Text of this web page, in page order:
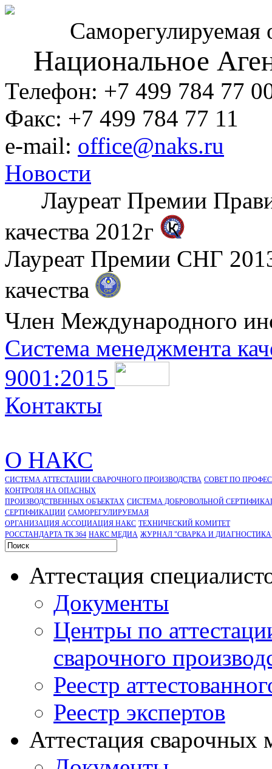
Саморегулируемая
Национальное
Телефон: +7 499 784 77
Факс: +7 499 784 77 11
e-mail: office@naks.ru
Новости
Лауреат Премии
качества 2012г
Лауреат Премии СНГ
качества
Член Международного
Система менеджмента
9001:2015
Контакты
О НАКС
СИСТЕМА АТТЕСТАЦИИ СВАРОЧНОГО ПРОИЗВОДСТВА СОВЕТ ПО
КОНТРОЛЯ НА ОПАСНЫХ
ПРОИЗВОДСТВЕННЫХ ОБЪЕКТАХ СИСТЕМА ДОБРОВОЛЬНОЙ
CЕРТИФИКАЦИИ САМОРЕГУЛИРУЕМАЯ
ОРГАНИЗАЦИЯ АССОЦИАЦИЯ НАКС ТЕХНИЧЕСКИЙ КОМИТЕТ
РОССТАНДАРТА ТК 364 НАКС МЕДИА ЖУРНАЛ "СВАРКА И
Аттестация
Документы
Центры по
сварочного
Реестр
Реестр экспертов
Аттестация сварочных